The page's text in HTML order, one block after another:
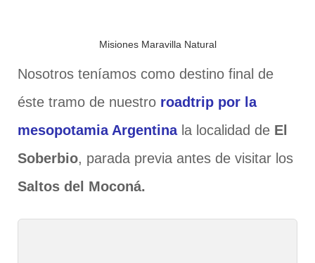
Misiones Maravilla Natural
Nosotros teníamos como destino final de
éste tramo de nuestro roadtrip por la
mesopotamia Argentinala localidad de El
Soberbio, parada previa antes de visitar los
Saltos del Moconá.